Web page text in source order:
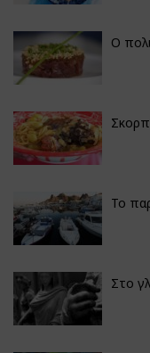
Ο
Το
Στο